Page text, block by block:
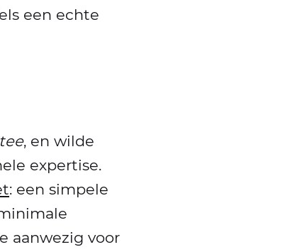
een echte
, en wilde
expertise.
: een simpele
aanwezig voor